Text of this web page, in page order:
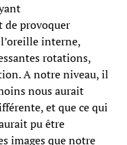
de provoquer
interne,
rotations,
A notre niveau, il
nous aurait
et que ce qui
pu être
images que notre